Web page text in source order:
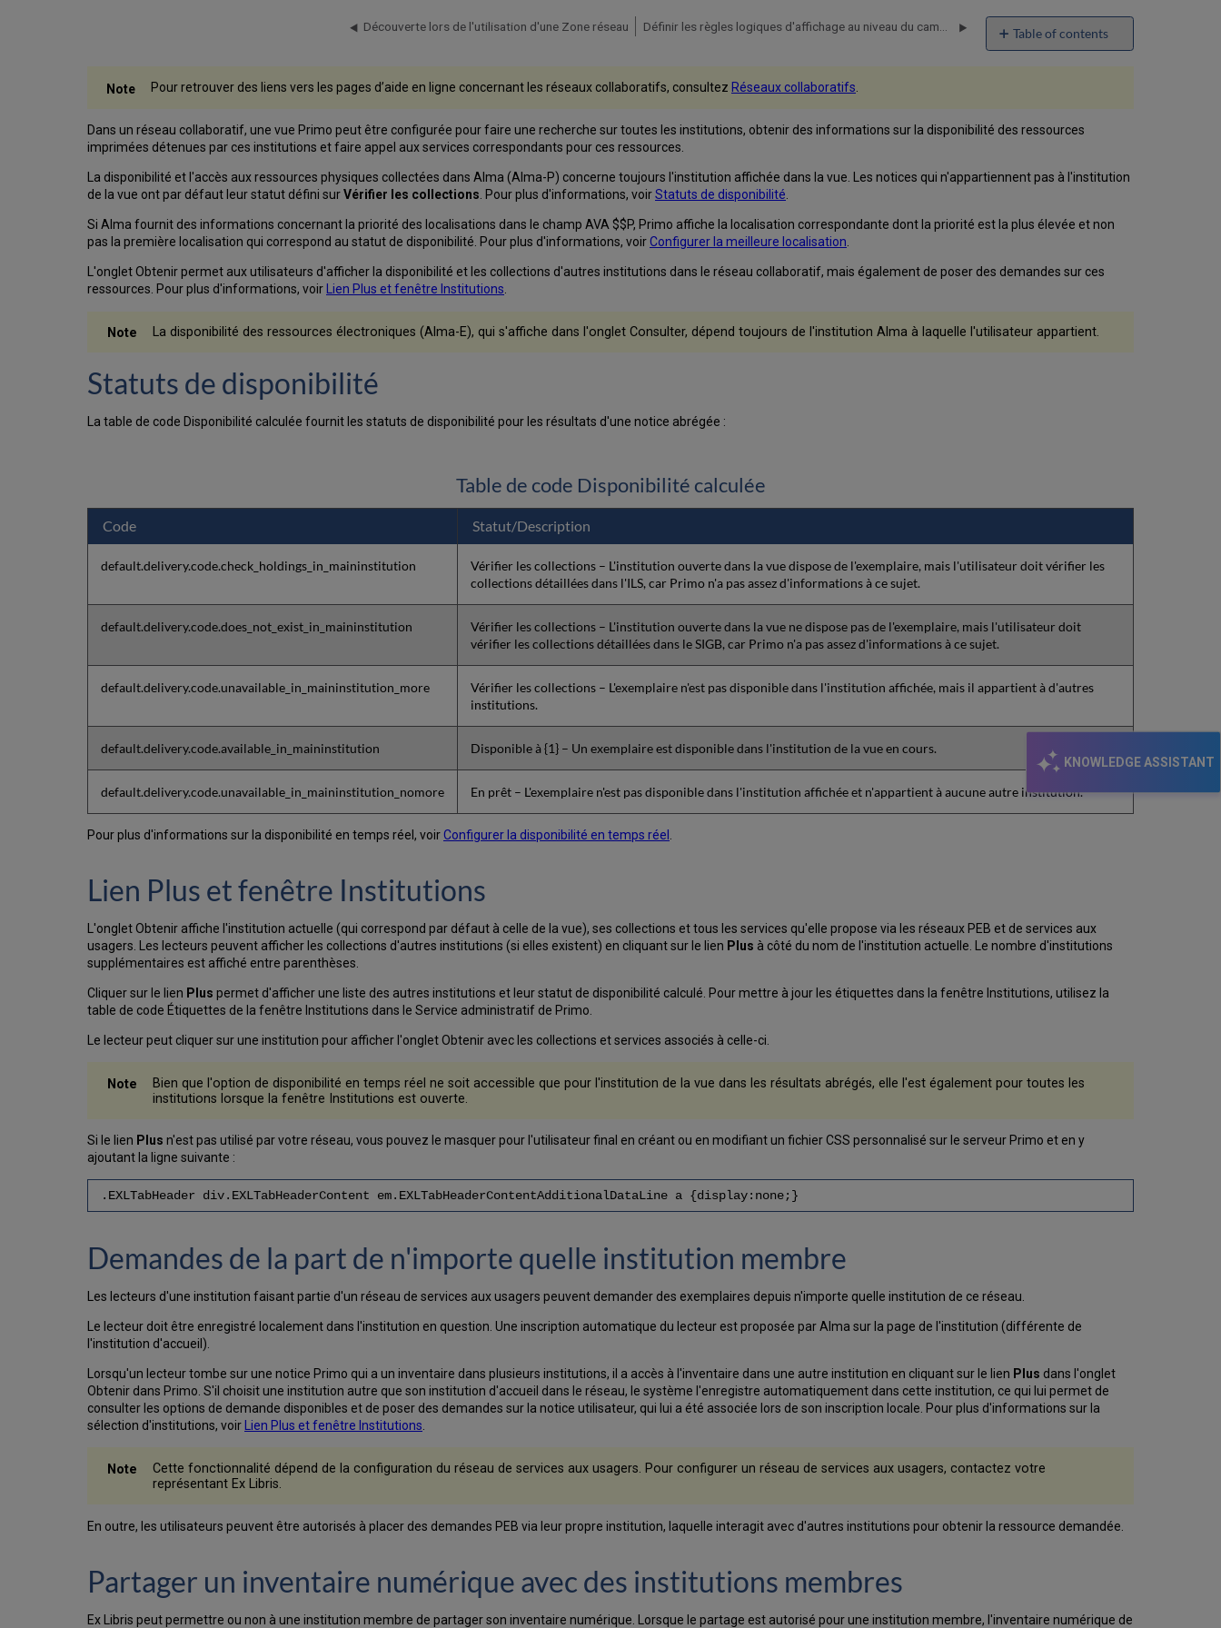
KNOWLEDGE ASSISTANT
Table of contents
Plus
Institutions
de
de
institution
membre
Découverte lors de l'utilisation d'une Zone réseau
Pour retrouver des liens vers les pages d’aide en ligne concernant les réseaux collaboratifs, consultez Réseaux collaboratifs.
Dans un réseau collaboratif, une vue Primo peut être configurée pour faire une recherche sur toutes les institutions, obtenir des informations sur la disponibilité des ressources
imprimées détenues par ces institutions et faire appel aux services correspondants pour ces ressources.
La disponibilité et l'accès aux ressources physiques collectées dans Alma (Alma-P) concerne toujours l'institution affichée dans la vue. Les notices qui n'appartiennent pas à l'institution
de la vue ont par défaut leur statut défini surVérifier les collections. Pour plus d'informations, voirStatuts de disponibilité.
Si Alma fournit des informations concernant la priorité des localisations dans le champ AVA $$P, Primo affiche la localisation correspondante dont la priorité est la plus élevée et non
pas la première localisation qui correspond au statut de disponibilité. Pour plus d'informations, voirConfigurer la meilleure localisation.
L'onglet Obtenir permet aux utilisateurs d'afficher la disponibilité et les collections d'autres institutions dans le réseau collaboratif, mais également de poser des demandes sur ces
ressources. Pour plus d'informations, voir Lien Plus et fenêtre Institutions.
La disponibilité des ressources électroniques (Alma-E), qui s'affiche dans l'onglet Consulter, dépend toujours de l'institution Alma à laquelle l'utilisateur appartient.
Statuts de disponibilité
La table de code Disponibilité calculée fournit les statuts de disponibilité pour les résultats d'une notice abrégée :
Table de code Disponibilité calculée
Code Statut/Description
default.delivery.code.check_holdings_in_maininstitution
Vérifier les collections – L'institution ouverte dans la vue dispose de l'exemplaire, mais l'utilisateur doit vérifier les
collections détaillées dans l'ILS, car Primo n'a pas assez d'informations à ce sujet.
default.delivery.code.does_not_exist_in_maininstitution
Vérifier les collections – L'institution ouverte dans la vue ne dispose pas de l'exemplaire, mais l'utilisateur doit
vérifier les collections détaillées dans le SIGB, car Primo n'a pas assez d'informations à ce sujet.
default.delivery.code.unavailable_in_maininstitution_more
Vérifier les collections – L'exemplaire n'est pas disponible dans l'institution affichée, mais il appartient à d'autres
institutions.
default.delivery.code.available_in_maininstitution Disponible à {1} – Un exemplaire est disponible dans l'institution de la vue en cours.
default.delivery.code.unavailable_in_maininstitution_nomore En prêt – L'exemplaire n'est pas disponible dans l'institution affichée et n'appartient à aucune autre institution.
Pour plus d'informations sur la disponibilité en temps réel, voirConfigurer la disponibilité en temps réel
Lien Plus et fenêtre Institutions
L'onglet Obtenir affiche l'institution actuelle (qui correspond par défaut à celle de la vue), ses collections et tous les services qu'elle propose via les réseaux PEB et de services aux
usagers. Les lecteurs peuvent afficher les collections d'autres institutions (si elles existent) en cliquant sur le lien Plus à côté du nom de l'institution actuelle. Le nombre d'institutions
supplémentaires est affiché entre parenthèses.
Cliquer sur le lien Plus permet d'afficher une liste des autres institutions et leur statut de disponibilité calculé. Pour mettre à jour les étiquettes dans la fenêtre Institutions, utilisez la
table de code Étiquettes de la fenêtre Institutions dans le Service administratif de Primo.
Le lecteur peut cliquer sur une institution pour afficher l'onglet Obtenir avec les collections et services associés à celle-ci.
Bien que l'option de disponibilité en temps réel ne soit accessible que pour l'institution de la vue dans les résultats abrégés, elle l'est également pour toutes les
institutions lorsque la fenêtre Institutions est ouverte.
Si le lien Plus n'est pas utilisé par votre réseau, vous pouvez le masquer pour l'utilisateur final en créant ou en modifiant un fichier CSS personnalisé sur le serveur Primo et en y
ajoutant la ligne suivante :
.EXLTabHeader div.EXLTabHeaderContent em.EXLTabHeaderContentAdditionalDataLine a {display:none;}
Demandes de la part de n'importe quelle institution membre
Les lecteurs d'une institution faisant partie d'un réseau de services aux usagers peuvent demander des exemplaires depuis n'importe quelle institution de ce réseau.
Le lecteur doit être enregistré localement dans l'institution en question. Une inscription automatique du lecteur est proposée par Alma sur la page de l'institution (différente de
l'institution d'accueil).
Lorsqu'un lecteur tombe sur une notice Primo qui a un inventaire dans plusieurs institutions, il a accès à l'inventaire dans une autre institution en cliquant sur le lien Plus dans l'onglet
Obtenir dans Primo. S'il choisit une institution autre que son institution d'accueil dans le réseau, le système l'enregistre automatiquement dans cette institution, ce qui lui permet de
consulter les options de demande disponibles et de poser des demandes sur la notice utilisateur, qui lui a été associée lors de son inscription locale. Pour plus d'informations sur la
sélection d'institutions, voir
Lien Plus et fenêtre Institutions
Cette fonctionnalité dépend de la configuration du réseau de services aux usagers. Pour configurer un réseau de services aux usagers, contactez votre
représentant Ex Libris.
En outre, les utilisateurs peuvent être autorisés à placer des demandes PEB via leur propre institution, laquelle interagit avec d'autres institutions pour obtenir la ressource demandée.
Partager un inventaire numérique avec des institutions membres
Ex Libris peut permettre ou non à une institution membre de partager son inventaire numérique. Lorsque le partage est autorisé pour une institution membre, l'inventaire numérique de